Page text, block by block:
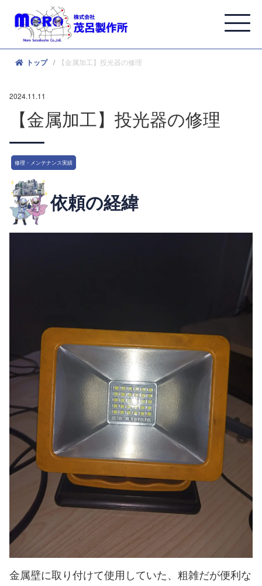
トップ 【金属加工】投光器の修理
2024.11.11
【金属加工】投光器の修理
修理・メンテナンス実績
依頼の経緯
金属壁に取り付けて使用していた、粗雑だが便利な